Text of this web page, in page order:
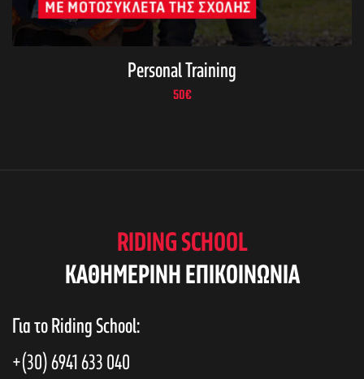
Personal Training
50€
RIDING SCHOOL
KAΘΗΜΕΡΙΝΗ ΕΠΙΚΟΙΝΩΝΙΑ
Για το Riding School:
+(30) 6941 633 040